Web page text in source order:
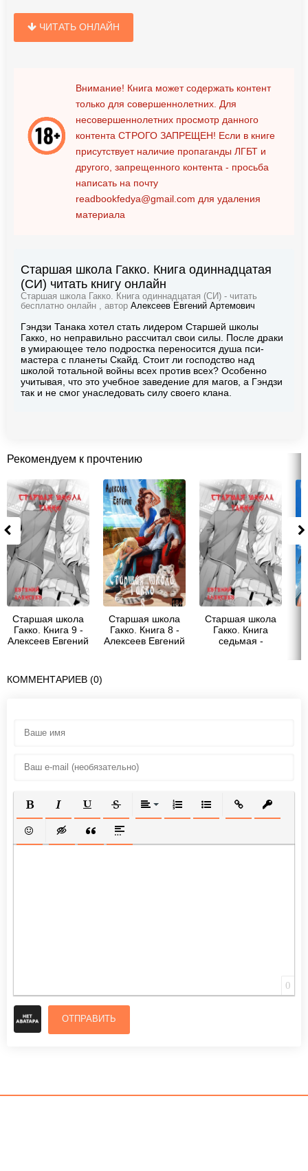
ЧИТАТЬ ОНЛАЙН
Внимание! Книга может содержать контент
только для совершеннолетних. Для
несовершеннолетних просмотр данного
контента СТРОГО ЗАПРЕЩЕН! Если в книге
присутствует наличие пропаганды ЛГБТ и
другого, запрещенного контента - просьба
написать на почту
readbookfedya@gmail.com для удаления
материала
Старшая школа Гакко. Книга одиннадцатая
(СИ) читать книгу онлайн
Старшая школа Гакко. Книга одиннадцатая (СИ) - читать
бесплатно онлайн , автор Алексеев Евгений Артемович
Гэндзи Танака хотел стать лидером Старшей школы
Гакко, но неправильно рассчитал свои силы. После драки
в умирающее тело подростка переносится душа пси-
мастера с планеты Скайд. Стоит ли господство над
школой тотальной войны всех против всех? Особенно
учитывая, что это учебное заведение для магов, а Гэндзи
так и не смог унаследовать силу своего клана.
Рекомендуем к прочтению
Старшая школа
Гакко. Книга 9 -
Алексеев Евгений
Старшая школа
Гакко. Книга 8 -
Алексеев Евгений
Старшая школа
Гакко. Книга
седьмая -
КОММЕНТАРИЕВ (0)
ПОЛУЖИРНЫЙ
КУРСИВПОДЧЕРКНУТЫЙ
ЗАЧЕРКНУТЫЙВЫРАВНИВАНИЕ
НУМЕРОВАННЫЙ СПИСОК
МАРКИРОВАННЫЙ
ВСТАВИТЬ
ВСТАВИТЬ СМАЙЛИК
ВСТАВКА СКРЫТОГО ТЕКСТА
ВСТАВКА ЦИТАТЫ
ВСТАВКА СПОЙЛЕРА
0
ОТПРАВИТЬ